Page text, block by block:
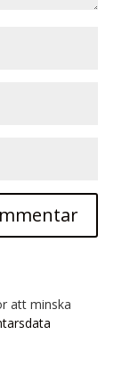
att minska